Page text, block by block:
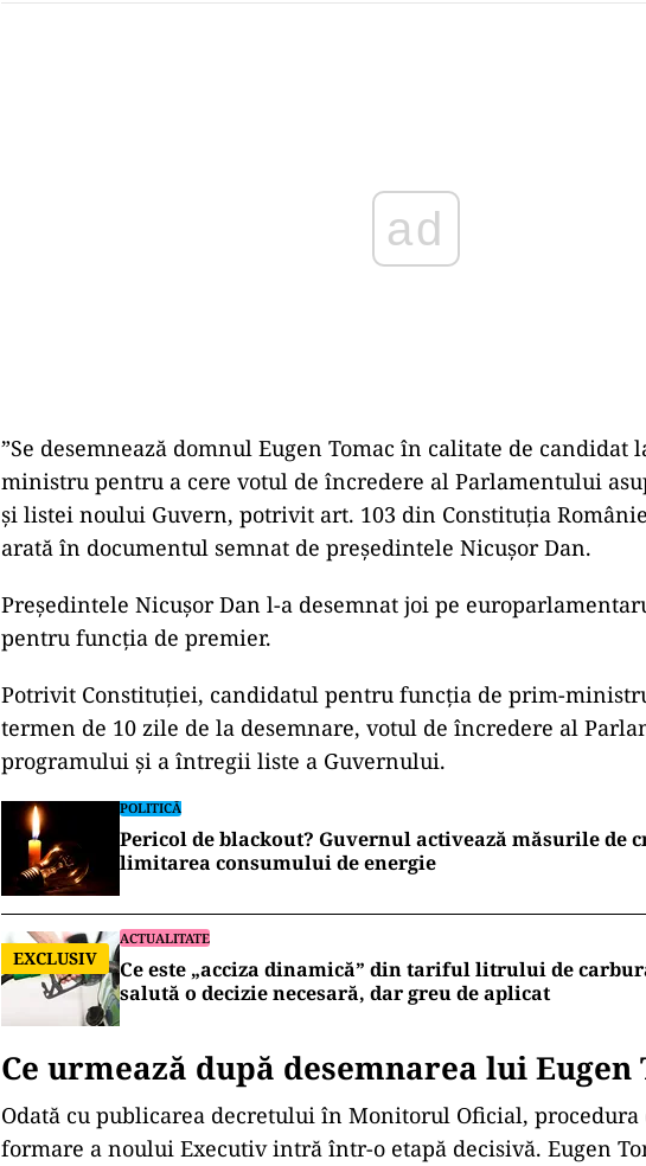
”Se desemnează domnul Eugen Tomac în calitate de
ministru pentru a cere votul de încredere al Parlamentului
și listei noului Guvern, potrivit art. 103 din Constituția
arată în documentul semnat de președintele Nicușor Dan.
Președintele Nicușor Dan l-a desemnat joi pe
pentru funcția de premier.
Potrivit Constituției, candidatul pentru funcția de prim-
termen de 10 zile de la desemnare, votul de încredere al
programului și a întregii liste a Guvernului.
POLITICĂ
Pericol de blackout? Guvernul activează măsurile de
limitarea consumului de energie
EXCLUSIV
ACTUALITATE
Ce este „acciza dinamică” din tariful litrului de
salută o decizie necesară, dar greu de aplicat
Ce urmează după desemnarea lui Eugen
Odată cu publicarea decretului în Monitorul Oficial,
formare a noului Executiv intră într-o etapă decisivă. Eugen